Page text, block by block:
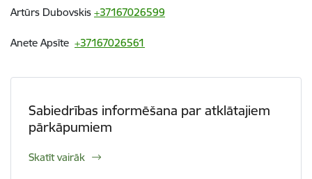
Artūrs Dubovskis +37167026599
Anete Apsīte +37167026561
Sabiedrības informēšana par atklātajiem
pārkāpumiem
Skatīt vairāk